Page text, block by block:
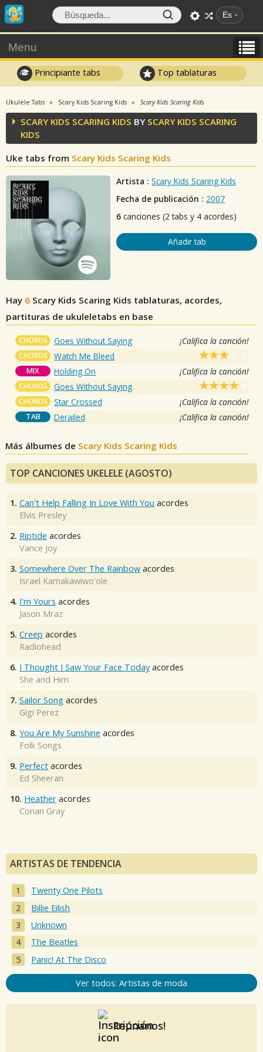
Es
Menu
Principiante tabs Top tablaturas
Ukulele Tabs Scary Kids Scaring Kids Scary Kids Scaring Kids
SCARY KIDS SCARING KIDS BY SCARY KIDS SCARING
KIDS
Uke tabs from Scary Kids Scaring Kids
Artista : Scary Kids Scaring Kids
Fecha de publicación : 2007
6 canciones (2 tabs y 4 acordes)
Añadir tab
Hay 6 Scary Kids Scaring Kids tablaturas, acordes,
partituras de ukuleletabs en base
CHORDS Goes Without Saying ¡Califica la canción!
CHORDS Watch Me Bleed
MIX Holding On ¡Califica la canción!
CHORDS Goes Without Saying
CHORDS Star Crossed ¡Califica la canción!
TAB Derailed ¡Califica la canción!
Más álbumes de Scary Kids Scaring Kids
TOP CANCIONES UKELELE (AGOSTO)
1. Can't Help Falling In Love With You acordes
Elvis Presley
2. Riptide acordes
Vance Joy
3. Somewhere Over The Rainbow acordes
Israel Kamakawiwo'ole
4. I'm Yours acordes
Jason Mraz
5. Creep acordes
Radiohead
6. I Thought I Saw Your Face Today acordes
She and Him
7. Sailor Song acordes
Gigi Perez
8. You Are My Sunshine acordes
Folk Songs
9. Perfect acordes
Ed Sheeran
10. Heather acordes
Conan Gray
ARTISTAS DE TENDENCIA
Twenty One Pilots
Billie Eilish
Unknown
The Beatles
Panic! At The Disco
Ver todos: Artistas de moda
Reúnanos!